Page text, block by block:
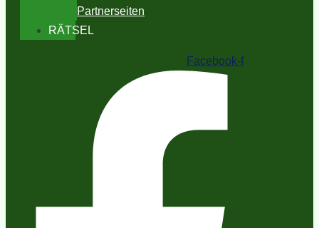
Partnerseiten
RÄTSEL
Facebook-f